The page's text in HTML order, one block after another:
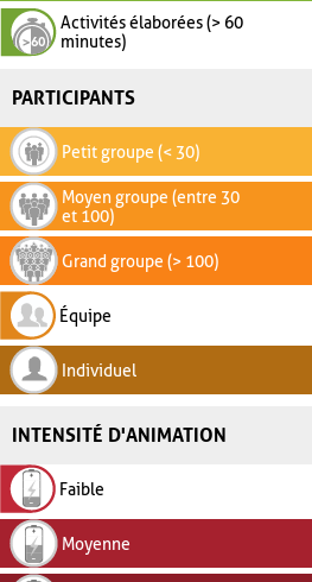
Activités élaborées (> 60
minutes)
PARTICIPANTS
Petit groupe (< 30)
Moyen groupe (entre 30
et 100)
Grand groupe (> 100)
Équipe
Individuel
INTENSITÉ D'ANIMATION
Faible
Moyenne